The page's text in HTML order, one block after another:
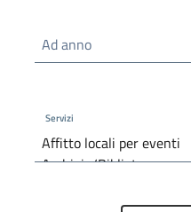
Ad anno
Servizi